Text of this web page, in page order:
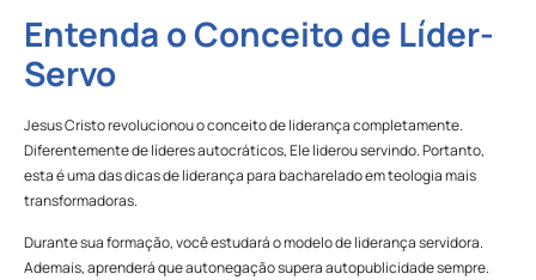
Entenda o Conceito de Líder-
Servo
Jesus Cristo revolucionou o conceito de liderança completamente.
Diferentemente de líderes autocráticos, Ele liderou servindo. Portanto,
esta é uma das dicas de liderança para bacharelado em teologia mais
transformadoras.
Durante sua formação, você estudará o modelo de liderança servidora.
Ademais, aprenderá que autonegação supera autopublicidade sempre.